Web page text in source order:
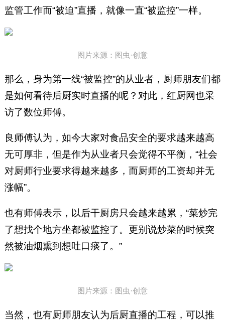
监管工作而“被迫”直播，就像一直“被监控”一样。
图片来源：图虫·创意
那么，身为第一线“被监控”的从业者，厨师朋友们都
是如何看待后厨实时直播的呢？对此，红厨网也采
访了数位师傅。
良师傅认为，如今大家对食品安全的要求越来越高
无可厚非，但是作为从业者只会觉得不平衡，“社会
对厨师行业要求得越来越多，而厨师的工资却并无
涨幅”。
也有师傅表示，以后干厨房只会越来越累，“菜炒完
了想找个地方坐都被监控了。更别说炒菜的时候突
然被油烟熏到想吐口痰了。”
图片来源：图虫·创意
当然，也有厨师朋友认为后厨直播的工程，可以推